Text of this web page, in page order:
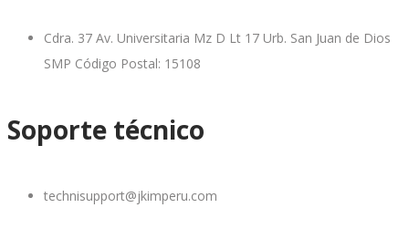
Cdra. 37 Av. Universitaria Mz D Lt 17 Urb. San Juan de Dios
SMP Código Postal: 15108
Soporte técnico
technisupport@jkimperu.com